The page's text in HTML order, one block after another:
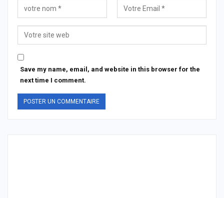
Save my name, email, and website in this browser for the
next time I comment.